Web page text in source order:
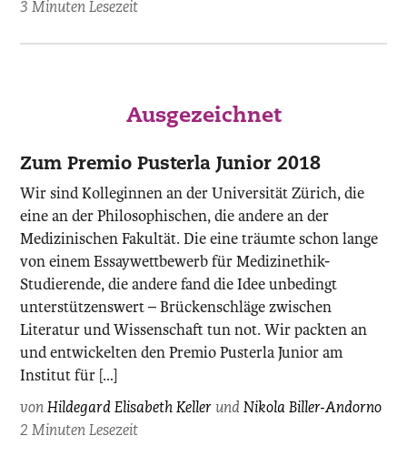
3 Minuten Lesezeit
Ausgezeichnet
Zum Premio Pusterla Junior 2018
Wir sind Kolleginnen an der Universität Zürich, die
eine an der Philosophischen, die andere an der
Medizinischen Fakultät. Die eine träumte schon lange
von einem Essaywettbewerb für Medizinethik-
Studierende, die andere fand die Idee unbedingt
unterstützenswert – Brückenschläge zwischen
Literatur und Wissenschaft tun not. Wir packten an
und entwickelten den Premio Pusterla Junior am
Institut für […]
vonHildegard Elisabeth Keller undNikola Biller-Andorno
2 Minuten Lesezeit